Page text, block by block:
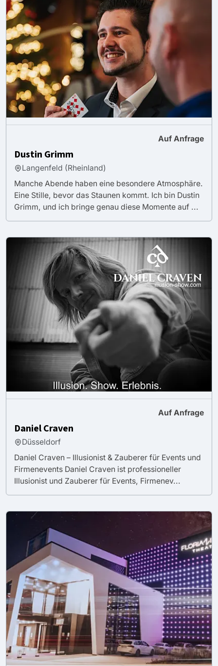
Auf Anfrage
Dustin Grimm
Langenfeld (Rheinland)
Manche Abende haben eine besondere Atmosphäre.
Eine Stille, bevor das Staunen kommt. Ich bin Dustin
Grimm, und ich bringe genau diese Momente auf ...
Auf Anfrage
Daniel Craven
Düsseldorf
Daniel Craven – Illusionist & Zauberer für Events und
Firmenevents Daniel Craven ist professioneller
Illusionist und Zauberer für Events, Firmenev...